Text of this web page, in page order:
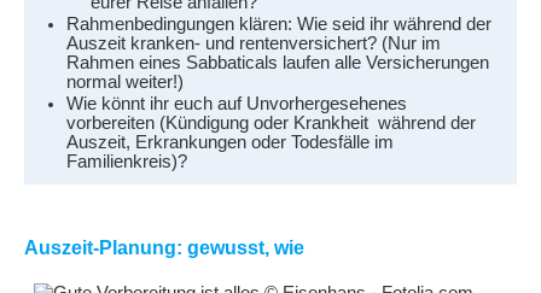
Rahmenbedingungen klären: Wie seid ihr während der
Auszeit kranken- und rentenversichert? (Nur im
Rahmen eines Sabbaticals laufen alle Versicherungen
normal weiter!)
Wie könnt ihr euch auf Unvorhergesehenes
vorbereiten (Kündigung oder Krankheit während der
Auszeit, Erkrankungen oder Todesfälle im
Familienkreis)?
Auszeit-Planung: gewusst, wie